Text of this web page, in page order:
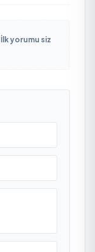
yorumu siz